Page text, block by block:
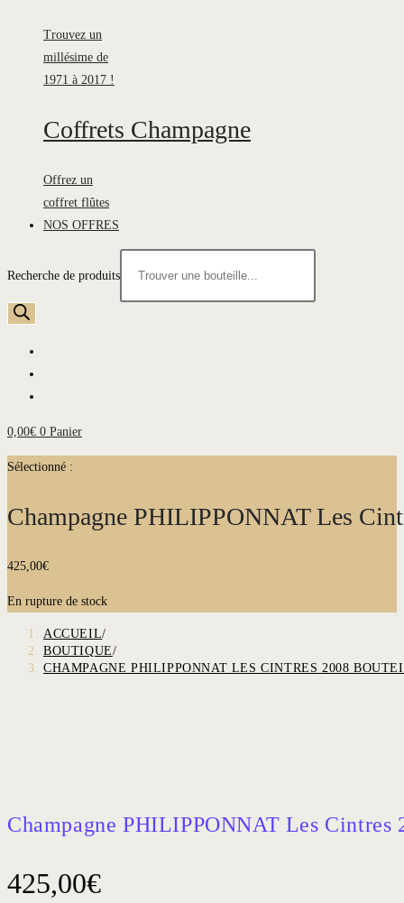
Trouvez un
millésime de
1971 à 2017 !
Coffrets Champagne
Offrez un
coffret flûtes
NOS OFFRES
Recherche de produits
0,00€ 0 Panier
Sélectionné :
Champagne PHILIPPONNAT Les
425,00€
En rupture de stock
ACCUEIL/
BOUTIQUE/
CHAMPAGNE PHILIPPONNAT LES CINTRES 2008
Champagne PHILIPPONNAT Les
425,00€